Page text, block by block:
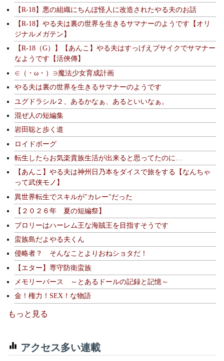
【R-18】悪の組織にちんぽ怪人に改造されたやる夫のお話
【R-18】やる夫は裏の世界を生きるサマナーのようです【オリ
ジナルメガテン】
【R-18（G）】【あんこ】やる夫はすっげえブサイクでサマナー
なようです【活俠傳】
∈（・ω・）∋魔法少女育成計画
やる夫は裏の世界を生きるサマナーのようです
ユグドラシル２、あるかなぁ、あるといいなぁ。
混ぜ人の短編集
岩田聡と歩く道
ロイドボーグ
転生したらお気楽貴族生活が出来ると思ってたのに…
【あんこ】やる夫は神州日乃本をダイスで旅をする【なんちゃ
って武侠モノ】
異世界転生でスキルが"カレー"だった
【２０２６年 夏の短編祭】
ブロリーはハーレム王な海賊王を目指すそうです
蛮族島だよやる夫くん
侵略者？ そんなことよりおねショタだ！
【エター】専守防衛蛮族
メモリーバース ～とあるドールの記録と記憶～
金！権力！SEX！な物語
もっと見る
アクセス多い連載